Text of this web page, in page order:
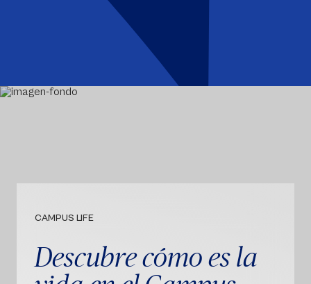
CAMPUS LIFE
Descubre cómo es la